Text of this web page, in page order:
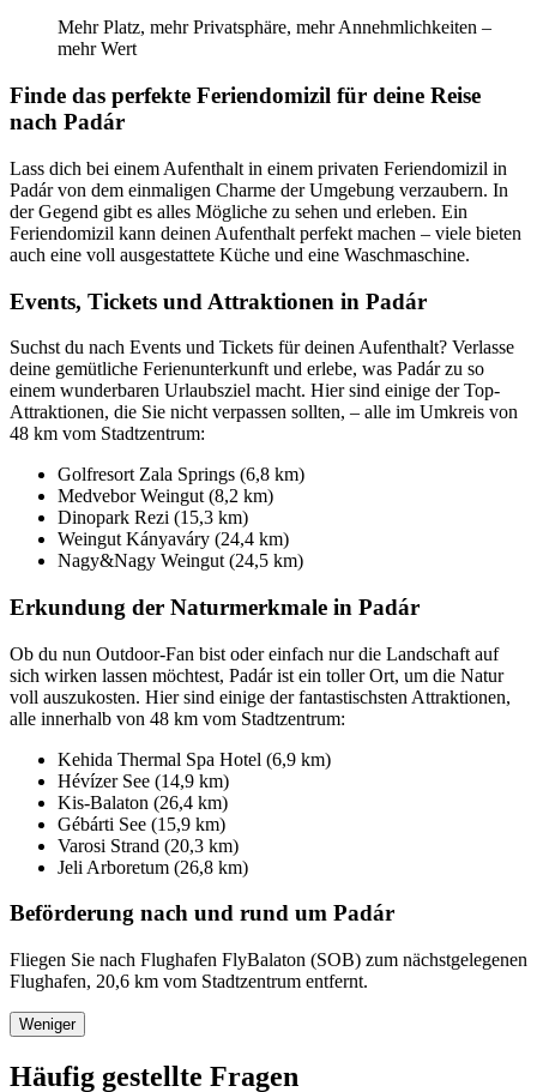
Mehr Platz, mehr Privatsphäre, mehr Annehmlichkeiten –
mehr Wert
Finde das perfekte Feriendomizil für deine Reise
nach Padár
Lass dich bei einem Aufenthalt in einem privaten Feriendomizil in
Padár von dem einmaligen Charme der Umgebung verzaubern. In
der Gegend gibt es alles Mögliche zu sehen und erleben. Ein
Feriendomizil kann deinen Aufenthalt perfekt machen – viele bieten
auch eine voll ausgestattete Küche und eine Waschmaschine.
Events, Tickets und Attraktionen in Padár
Suchst du nach Events und Tickets für deinen Aufenthalt? Verlasse
deine gemütliche Ferienunterkunft und erlebe, was Padár zu so
einem wunderbaren Urlaubsziel macht. Hier sind einige der Top-
Attraktionen, die Sie nicht verpassen sollten, – alle im Umkreis von
48 km vom Stadtzentrum:
Golfresort Zala Springs (6,8 km)
Medvebor Weingut (8,2 km)
Dinopark Rezi (15,3 km)
Weingut Kányaváry (24,4 km)
Nagy&Nagy Weingut (24,5 km)
Erkundung der Naturmerkmale in Padár
Ob du nun Outdoor-Fan bist oder einfach nur die Landschaft auf
sich wirken lassen möchtest, Padár ist ein toller Ort, um die Natur
voll auszukosten. Hier sind einige der fantastischsten Attraktionen,
alle innerhalb von 48 km vom Stadtzentrum:
Kehida Thermal Spa Hotel (6,9 km)
Hévízer See (14,9 km)
Kis-Balaton (26,4 km)
Gébárti See (15,9 km)
Varosi Strand (20,3 km)
Jeli Arboretum (26,8 km)
Beförderung nach und rund um Padár
Fliegen Sie nach Flughafen FlyBalaton (SOB) zum nächstgelegenen
Flughafen, 20,6 km vom Stadtzentrum entfernt.
Weniger
Häufig gestellte Fragen